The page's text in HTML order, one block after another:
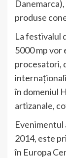
produse
La festivalul
5000 mp vor
procesatori,
în domeniul
artizanale,
Evenimentul
2014, este
în Europa